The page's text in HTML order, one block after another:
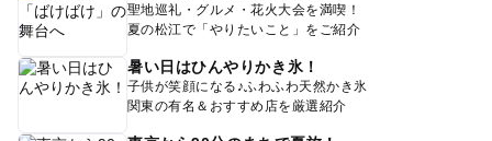
聖地巡礼・グルメ・花火大会を満喫！
夏の松江で「やりたいこと」をご紹介
暑い日はひんやりかき氷！
子供が笑顔になる♪ふわふわ天然かき氷
関東の有名＆おすすめ店を厳選紹介